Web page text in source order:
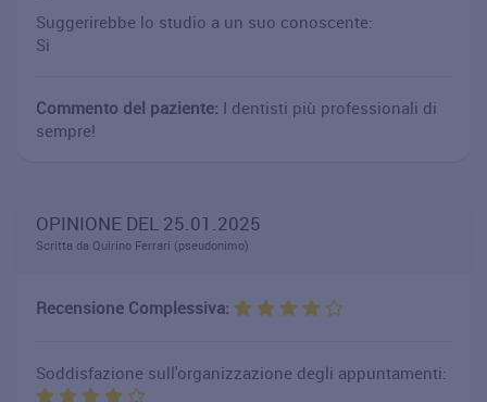
Suggerirebbe lo studio a un suo conoscente:
Si
Commento del paziente: I dentisti più professionali di
sempre!
OPINIONE DEL 25.01.2025
Scritta da Quirino Ferrari (pseudonimo)
Recensione Complessiva:
Soddisfazione sull'organizzazione degli appuntamenti: